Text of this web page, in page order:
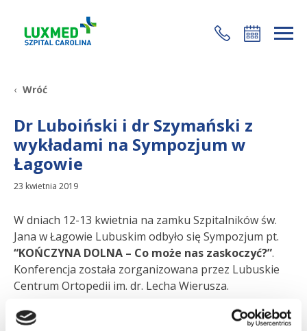
+48 22 35 58 200
Wróć
Dr Luboiński i dr Szymański z
wykładami na Sympozjum w
Łagowie
23 kwietnia 2019
W dniach 12-13 kwietnia na zamku Szpitalników św.
Jana w Łagowie Lubuskim odbyło się Sympozjum pt.
“KOŃCZYNA DOLNA – Co może nas zaskoczyć?”.
Konferencja została zorganizowana przez Lubuskie
Centrum Ortopedii im. dr. Lecha Wierusza.
W czasie Sympozjum swoje wykłady wygłosili
ortopedzi z Carolina Medical Center –
dr Łukasz